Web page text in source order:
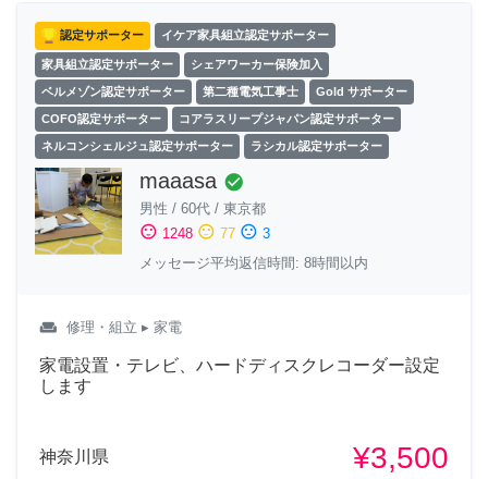
認定サポーター イケア家具組立認定サポーター
家具組立認定サポーター シェアワーカー保険加入
ベルメゾン認定サポーター 第二種電気工事士 Gold サポーター
COFO認定サポーター コアラスリープジャパン認定サポーター
ネルコンシェルジュ認定サポーター ラシカル認定サポーター
maaasa check_circle
男性 / 60代 / 東京都
sentiment_satisfied 1248 sentiment_neutral 77 sentiment_dissatisfied 3
メッセージ平均返信時間: 8時間以内
weekend 修理・組立 ▸ 家電
家電設置・テレビ、ハードディスクレコーダー設定
します
神奈川県 ¥3,500